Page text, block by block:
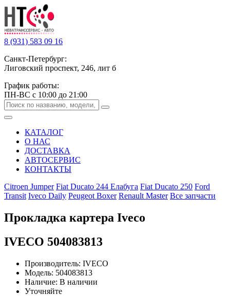
8 (931) 583 09 16
Санкт-Петербург:
Лиговский проспект, 246, лит б
График работы:
ПН-ВС с 10:00 до 21:00
КАТАЛОГ
О НАС
ДОСТАВКА
АВТОСЕРВИС
КОНТАКТЫ
Citroen Jumper Fiat Ducato 244 Елабуга Fiat Ducato 250 Ford
Transit Iveco Daily Peugeot Boxer Renault Master Все запчасти
Прокладка картера Iveco
IVECO 504083813
Производитель: IVECO
Модель: 504083813
Наличие: В наличии
Уточняйте